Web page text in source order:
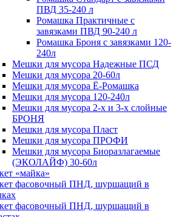
ПВД 35-240 л
Ромашка Практичные с
завязками ПВД 90-240 л
Ромашка Броня с завязками 120-
240л
Мешки для мусора Надежные ПСД
Мешки для мусора 20-60л
Мешки для мусора Ё-Ромашка
Мешки для мусора 120-240л
Мешки для мусора 2-х и 3-х слойные
БРОНЯ
Мешки для мусора Пласт
Мешки для мусора ПРОФИ
Мешки для мусора Биоразлагаемые
(ЭКОЛАЙФ) 30-60л
«майка»
фасовочный ПНД, шуршащий в
фасовочный ПНД, шуршащий в